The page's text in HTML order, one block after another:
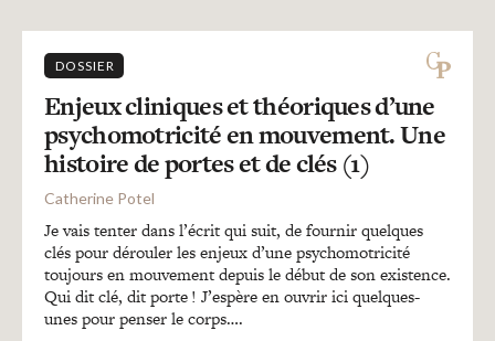
Blocs-notes
Recherches
Entretiens
Revues
DOSSIER
Enjeux cliniques et théoriques d’une
psychomotricité en mouvement. Une
histoire de portes et de clés (1)
Catherine Potel
Je vais tenter dans l’écrit qui suit, de fournir quelques
clés pour dérouler les enjeux d’une psychomotricité
toujours en mouvement depuis le début de son existence.
Qui dit clé, dit porte ! J’espère en ouvrir ici quelques-
unes pour penser le corps….